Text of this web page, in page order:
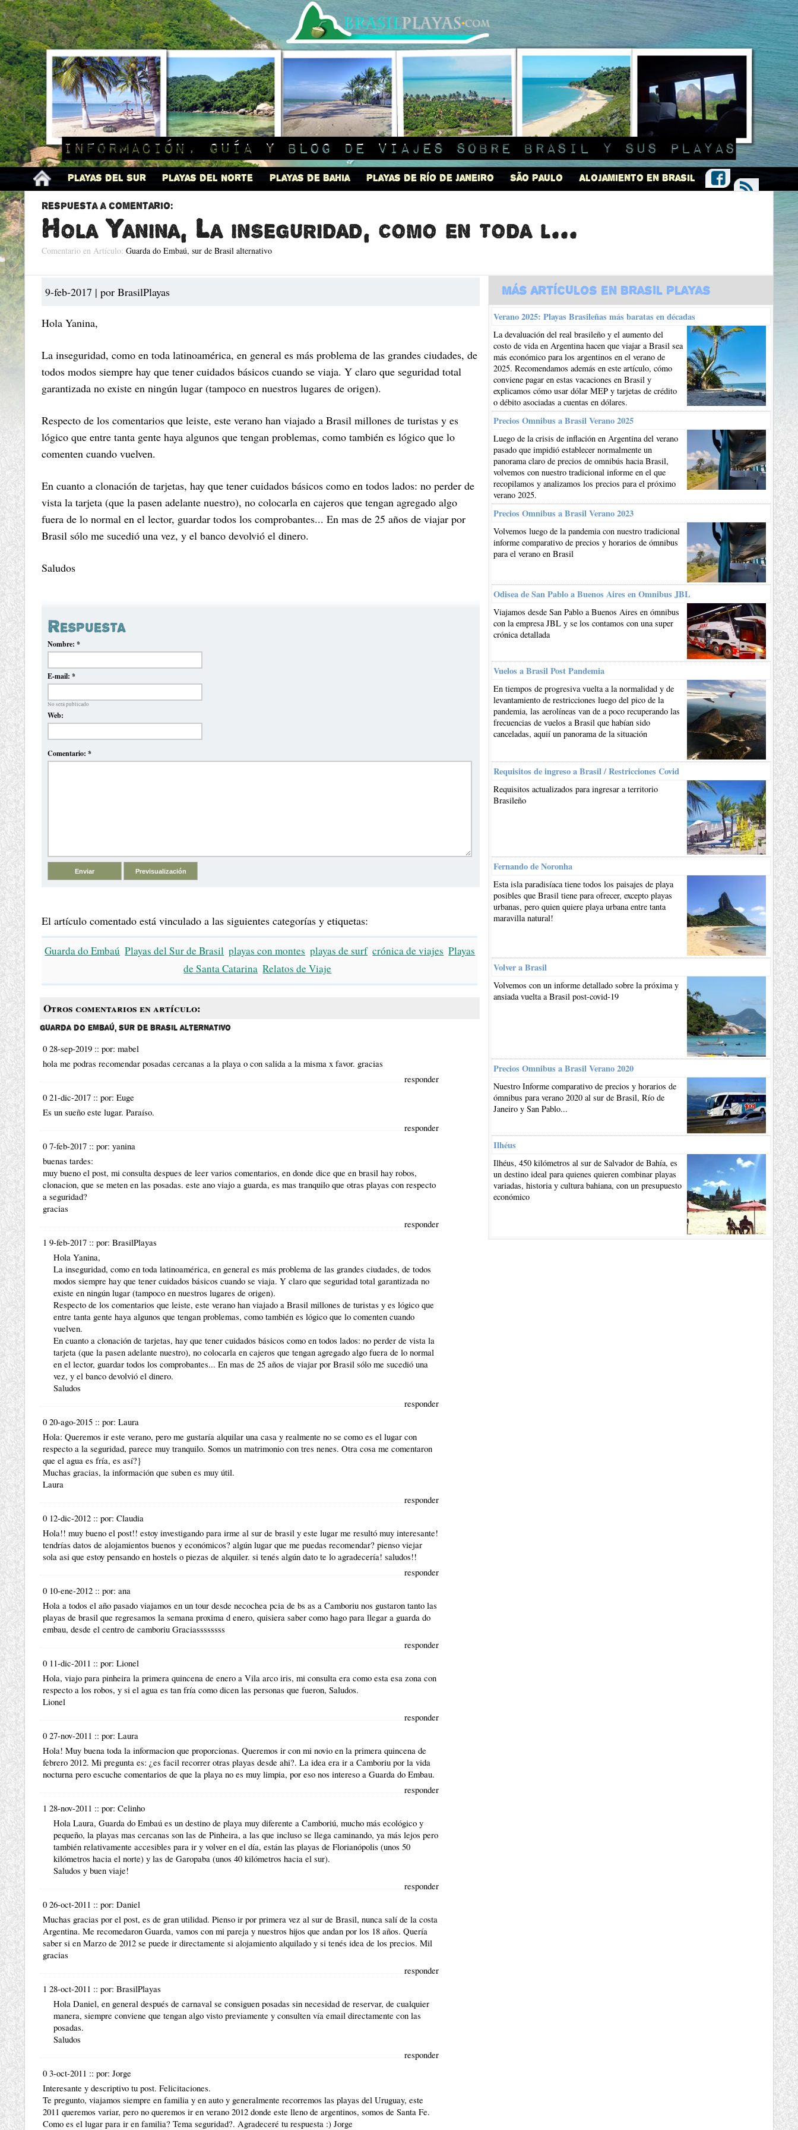
Información, guía y blog de viajes sobre Brasil y sus playas
Playas del Sur Playas del Norte Playas de Bahia Playas de Río de Janeiro São Paulo Alojamiento en Brasil
Respuesta a comentario:
Hola Yanina, La inseguridad, como en toda l...
Comentario en Artículo: Guarda do Embaú, sur de Brasil alternativo
9-feb-2017 | por BrasilPlayas
Hola Yanina,
La inseguridad, como en toda latinoamérica, en general es más problema de las grandes ciudades, de
todos modos siempre hay que tener cuidados básicos cuando se viaja. Y claro que seguridad total
garantizada no existe en ningún lugar (tampoco en nuestros lugares de origen).
Respecto de los comentarios que leiste, este verano han viajado a Brasil millones de turistas y es
lógico que entre tanta gente haya algunos que tengan problemas, como también es lógico que lo
comenten cuando vuelven.
En cuanto a clonación de tarjetas, hay que tener cuidados básicos como en todos lados: no perder de
vista la tarjeta (que la pasen adelante nuestro), no colocarla en cajeros que tengan agregado algo
fuera de lo normal en el lector, guardar todos los comprobantes... En mas de 25 años de viajar por
Brasil sólo me sucedió una vez, y el banco devolvió el dinero.
Saludos
Respuesta
Nombre: *
E-mail: *
No será publicado
Web:
Comentario: *
El artículo comentado está vinculado a las siguientes categorías y etiquetas:
Guarda do Embaú Playas del Sur de Brasil playas con montes playas de surf crónica de viajes Playas
de Santa Catarina Relatos de Viaje
Otros comentarios en artículo:
Guarda do Embaú, sur de Brasil alternativo
0 28-sep-2019 :: por: mabel
hola me podras recomendar posadas cercanas a la playa o con salida a la misma x favor. gracias
responder
0 21-dic-2017 :: por: Euge
Es un sueño este lugar. Paraíso.
responder
0 7-feb-2017 :: por: yanina
buenas tardes:
muy bueno el post, mi consulta despues de leer varios comentarios, en donde dice que en brasil hay robos,
clonacion, que se meten en las posadas. este ano viajo a guarda, es mas tranquilo que otras playas con respecto
a seguridad?
gracias
responder
1 9-feb-2017 :: por: BrasilPlayas
Hola Yanina,
La inseguridad, como en toda latinoamérica, en general es más problema de las grandes ciudades, de todos
modos siempre hay que tener cuidados básicos cuando se viaja. Y claro que seguridad total garantizada no
existe en ningún lugar (tampoco en nuestros lugares de origen).
Respecto de los comentarios que leiste, este verano han viajado a Brasil millones de turistas y es lógico que
entre tanta gente haya algunos que tengan problemas, como también es lógico que lo comenten cuando
vuelven.
En cuanto a clonación de tarjetas, hay que tener cuidados básicos como en todos lados: no perder de vista la
tarjeta (que la pasen adelante nuestro), no colocarla en cajeros que tengan agregado algo fuera de lo normal
en el lector, guardar todos los comprobantes... En mas de 25 años de viajar por Brasil sólo me sucedió una
vez, y el banco devolvió el dinero.
Saludos
responder
0 20-ago-2015 :: por: Laura
Hola: Queremos ir este verano, pero me gustaría alquilar una casa y realmente no se como es el lugar con
respecto a la seguridad, parece muy tranquilo. Somos un matrimonio con tres nenes. Otra cosa me comentaron
que el agua es fría, es así?}
Muchas gracias, la información que suben es muy útil.
Laura
responder
0 12-dic-2012 :: por: Claudia
Hola!! muy bueno el post!! estoy investigando para irme al sur de brasil y este lugar me resultó muy interesante!
tendrías datos de alojamientos buenos y económicos? algún lugar que me puedas recomendar? pienso viejar
sola asi que estoy pensando en hostels o piezas de alquiler. si tenés algún dato te lo agradecería! saludos!!
responder
0 10-ene-2012 :: por: ana
Hola a todos el año pasado viajamos en un tour desde necochea pcia de bs as a Camboriu nos gustaron tanto las
playas de brasil que regresamos la semana proxima d enero, quisiera saber como hago para llegar a guarda do
embau, desde el centro de camboriu Graciassssssss
responder
0 11-dic-2011 :: por: Lionel
Hola, viajo para pinheira la primera quincena de enero a Vila arco iris, mi consulta era como esta esa zona con
respecto a los robos, y si el agua es tan fría como dicen las personas que fueron, Saludos.
Lionel
responder
0 27-nov-2011 :: por: Laura
Hola! Muy buena toda la informacion que proporcionas. Queremos ir con mi novio en la primera quincena de
febrero 2012. Mi pregunta es: ¿es facil recorrer otras playas desde ahi?. La idea era ir a Camboriu por la vida
nocturna pero escuche comentarios de que la playa no es muy limpia, por eso nos intereso a Guarda do Embau.
responder
1 28-nov-2011 :: por: Celinho
Hola Laura, Guarda do Embaú es un destino de playa muy diferente a Camboriú, mucho más ecológico y
pequeño, la playas mas cercanas son las de Pinheira, a las que incluso se llega caminando, ya más lejos pero
también relativamente accesibles para ir y volver en el día, están las playas de Florianópolis (unos 50
kilómetros hacia el norte) y las de Garopaba (unos 40 kilómetros hacia el sur).
Saludos y buen viaje!
responder
0 26-oct-2011 :: por: Daniel
Muchas gracias por el post, es de gran utilidad. Pienso ir por primera vez al sur de Brasil, nunca salí de la costa
Argentina. Me recomedaron Guarda, vamos con mi pareja y nuestros hijos que andan por los 18 años. Quería
saber si en Marzo de 2012 se puede ir directamente si alojamiento alquilado y si tenés idea de los precios. Mil
gracias
responder
1 28-oct-2011 :: por: BrasilPlayas
Hola Daniel, en general después de carnaval se consiguen posadas sin necesidad de reservar, de cualquier
manera, siempre conviene que tengan algo visto previamente y consulten vía email directamente con las
posadas.
Saludos
responder
0 3-oct-2011 :: por: Jorge
Interesante y descriptivo tu post. Felicitaciones.
Te pregunto, viajamos siempre en familia y en auto y generalmente recorremos las playas del Uruguay, este
2011 queremos variar, pero no queremos ir en verano 2012 donde este lleno de argentinos, somos de Santa Fe.
Como es el lugar para ir en familia? Tema seguridad?. Agradeceré tu respuesta :) Jorge
Más Artículos en Brasil Playas
Verano 2025: Playas Brasileñas más baratas en décadas
La devaluación del real brasileño y el aumento del
costo de vida en Argentina hacen que viajar a Brasil sea
más económico para los argentinos en el verano de
2025. Recomendamos además en este artículo, cómo
conviene pagar en estas vacaciones en Brasil y
explicamos cómo usar dólar MEP y tarjetas de crédito
o débito asociadas a cuentas en dólares.
Precios Omnibus a Brasil Verano 2025
Luego de la crisis de inflación en Argentina del verano
pasado que impidió establecer normalmente un
panorama claro de precios de omnibús hacia Brasil,
volvemos con nuestro tradicional informe en el que
recopilamos y analizamos los precios para el próximo
verano 2025.
Precios Omnibus a Brasil Verano 2023
Volvemos luego de la pandemia con nuestro tradicional
informe comparativo de precios y horarios de ómnibus
para el verano en Brasil
Odisea de San Pablo a Buenos Aires en Omnibus JBL
Viajamos desde San Pablo a Buenos Aires en ómnibus
con la empresa JBL y se los contamos con una super
crónica detallada
Vuelos a Brasil Post Pandemia
En tiempos de progresiva vuelta a la normalidad y de
levantamiento de restricciones luego del pico de la
pandemia, las aerolíneas van de a poco recuperando las
frecuencias de vuelos a Brasil que habían sido
canceladas, aquií un panorama de la situación
Requisitos de ingreso a Brasil / Restricciones Covid
Requisitos actualizados para ingresar a territorio
Brasileño
Fernando de Noronha
Esta isla paradisíaca tiene todos los paisajes de playa
posibles que Brasil tiene para ofrecer, excepto playas
urbanas, pero quien quiere playa urbana entre tanta
maravilla natural!
Volver a Brasil
Volvemos con un informe detallado sobre la próxima y
ansiada vuelta a Brasil post-covid-19
Precios Omnibus a Brasil Verano 2020
Nuestro Informe comparativo de precios y horarios de
ómnibus para verano 2020 al sur de Brasil, Río de
Janeiro y San Pablo...
Ilhéus
Ilhéus, 450 kilómetros al sur de Salvador de Bahía, es
un destino ideal para quienes quieren combinar playas
variadas, historia y cultura bahiana, con un presupuesto
económico